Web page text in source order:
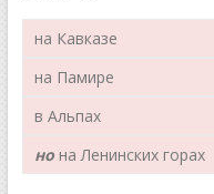
на Кавказе
на Памире
в Альпах
нона Ленинских горах